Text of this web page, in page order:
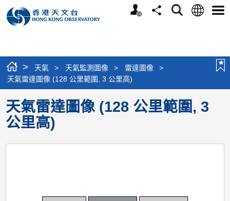
個
分
搜
語
選
> 天氣 > 天氣監測圖像 > 雷達圖像
>
天氣雷達圖像 (128 公里範圍, 3 公里高)
天氣雷達圖像 (128 公里範圍, 3
公里高)